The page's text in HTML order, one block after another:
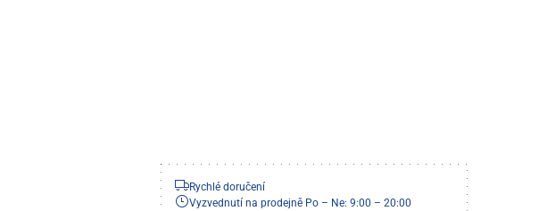
Rychlé doručení
Vyzvednutí na prodejně Po – Ne: 9:00 – 20:00